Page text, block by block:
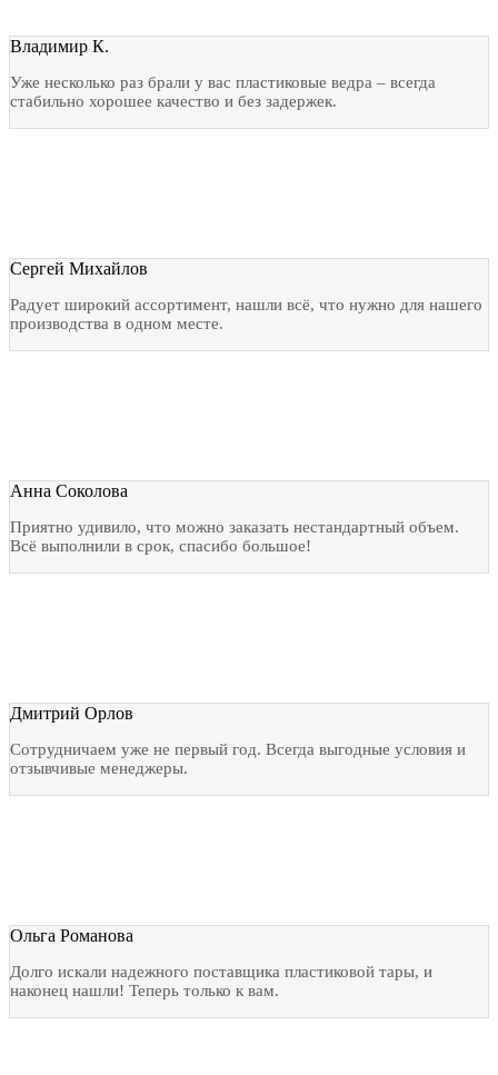
Владимир К.
Уже несколько раз брали у вас пластиковые ведра – всегда
стабильно хорошее качество и без задержек.
Сергей Михайлов
Радует широкий ассортимент, нашли всё, что нужно для нашего
производства в одном месте.
Анна Соколова
Приятно удивило, что можно заказать нестандартный объем.
Всё выполнили в срок, спасибо большое!
Дмитрий Орлов
Сотрудничаем уже не первый год. Всегда выгодные условия и
отзывчивые менеджеры.
Ольга Романова
Долго искали надежного поставщика пластиковой тары, и
наконец нашли! Теперь только к вам.